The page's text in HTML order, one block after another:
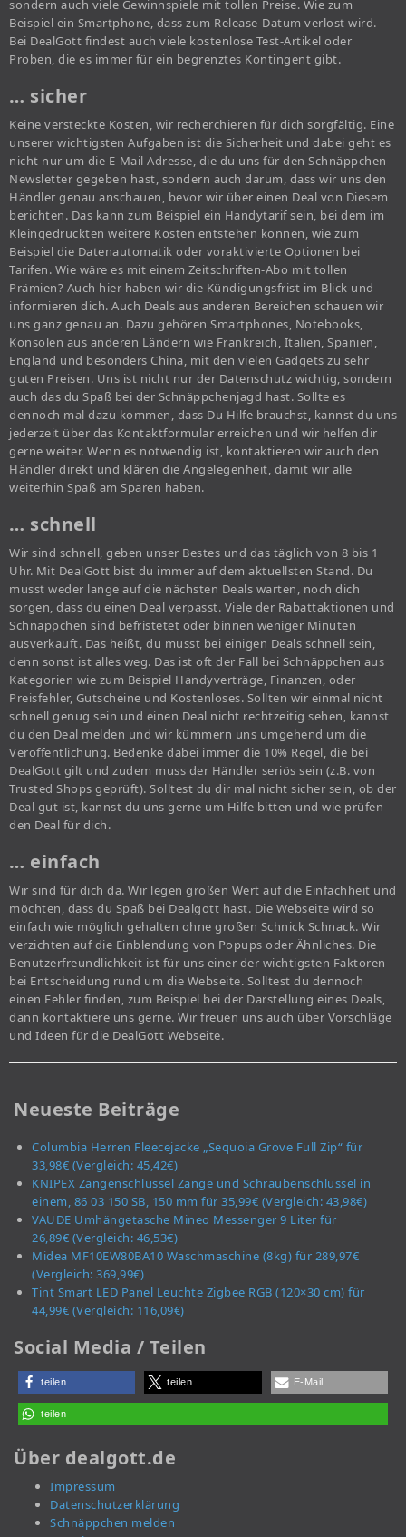
sondern auch viele Gewinnspiele mit tollen Preise. Wie zum
Beispiel ein Smartphone, dass zum Release-Datum verlost wird.
Bei DealGott findest auch viele kostenlose Test-Artikel oder
Proben, die es immer für ein begrenztes Kontingent gibt.
… sicher
Keine versteckte Kosten, wir recherchieren für dich sorgfältig. Eine
unserer wichtigsten Aufgaben ist die Sicherheit und dabei geht es
nicht nur um die E-Mail Adresse, die du uns für den Schnäppchen-
Newsletter gegeben hast, sondern auch darum, dass wir uns den
Händler genau anschauen, bevor wir über einen Deal von Diesem
berichten. Das kann zum Beispiel ein Handytarif sein, bei dem im
Kleingedruckten weitere Kosten entstehen können, wie zum
Beispiel die Datenautomatik oder voraktivierte Optionen bei
Tarifen. Wie wäre es mit einem Zeitschriften-Abo mit tollen
Prämien? Auch hier haben wir die Kündigungsfrist im Blick und
informieren dich. Auch Deals aus anderen Bereichen schauen wir
uns ganz genau an. Dazu gehören Smartphones, Notebooks,
Konsolen aus anderen Ländern wie Frankreich, Italien, Spanien,
England und besonders China, mit den vielen Gadgets zu sehr
guten Preisen. Uns ist nicht nur der Datenschutz wichtig, sondern
auch das du Spaß bei der Schnäppchenjagd hast. Sollte es
dennoch mal dazu kommen, dass Du Hilfe brauchst, kannst du uns
jederzeit über das Kontaktformular erreichen und wir helfen dir
gerne weiter. Wenn es notwendig ist, kontaktieren wir auch den
Händler direkt und klären die Angelegenheit, damit wir alle
weiterhin Spaß am Sparen haben.
… schnell
Wir sind schnell, geben unser Bestes und das täglich von 8 bis 1
Uhr. Mit DealGott bist du immer auf dem aktuellsten Stand. Du
musst weder lange auf die nächsten Deals warten, noch dich
sorgen, dass du einen Deal verpasst. Viele der Rabattaktionen und
Schnäppchen sind befristetet oder binnen weniger Minuten
ausverkauft. Das heißt, du musst bei einigen Deals schnell sein,
denn sonst ist alles weg. Das ist oft der Fall bei Schnäppchen aus
Kategorien wie zum Beispiel Handyverträge, Finanzen, oder
Preisfehler, Gutscheine und Kostenloses. Sollten wir einmal nicht
schnell genug sein und einen Deal nicht rechtzeitig sehen, kannst
du den Deal melden und wir kümmern uns umgehend um die
Veröffentlichung. Bedenke dabei immer die 10% Regel, die bei
DealGott gilt und zudem muss der Händler seriös sein (z.B. von
Trusted Shops geprüft). Solltest du dir mal nicht sicher sein, ob der
Deal gut ist, kannst du uns gerne um Hilfe bitten und wie prüfen
den Deal für dich.
… einfach
Wir sind für dich da. Wir legen großen Wert auf die Einfachheit und
möchten, dass du Spaß bei Dealgott hast. Die Webseite wird so
einfach wie möglich gehalten ohne großen Schnick Schnack. Wir
verzichten auf die Einblendung von Popups oder Ähnliches. Die
Benutzerfreundlichkeit ist für uns einer der wichtigsten Faktoren
bei Entscheidung rund um die Webseite. Solltest du dennoch
einen Fehler finden, zum Beispiel bei der Darstellung eines Deals,
dann kontaktiere uns gerne. Wir freuen uns auch über Vorschläge
und Ideen für die DealGott Webseite.
Neueste Beiträge
Columbia Herren Fleecejacke „Sequoia Grove Full Zip“ für
33,98€ (Vergleich: 45,42€)
KNIPEX Zangenschlüssel Zange und Schraubenschlüssel in
einem, 86 03 150 SB, 150 mm für 35,99€ (Vergleich: 43,98€)
VAUDE Umhängetasche Mineo Messenger 9 Liter für
26,89€ (Vergleich: 46,53€)
Midea MF10EW80BA10 Waschmaschine (8kg) für 289,97€
(Vergleich: 369,99€)
Tint Smart LED Panel Leuchte Zigbee RGB (120×30 cm) für
44,99€ (Vergleich: 116,09€)
Social Media / Teilen
teilen teilen E-Mail
teilen
Über dealgott.de
Impressum
Datenschutzerklärung
Schnäppchen melden